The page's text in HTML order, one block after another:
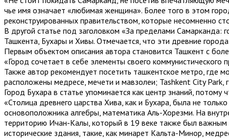
чье имя означает «любимая женщина». Более того в этом
реконструированных правительством, которые несомненно
В другой статье под заголовком «За пределами Самарканда:
Ташкента, Бухары и Хивы. Отмечается, что эти древние
Первым объектом описания автора становится Ташкент с
«Город сочетает в себе элементы своего
Также автор рекомендует посетить ташкентское метро, где
расположены медресе, мечети и мавзолеи; Tashkent City
Город Бухара в статье упоминается как центр знаний, потому
«Столица древнего царства Хива, как и Бухара, была не
основоположника алгебры, математика Аль-Хорезми. На
территорию Ичан-Калы, который в 19 веке также был важным
исторические здания, такие, как минарет Кальта-Минор,